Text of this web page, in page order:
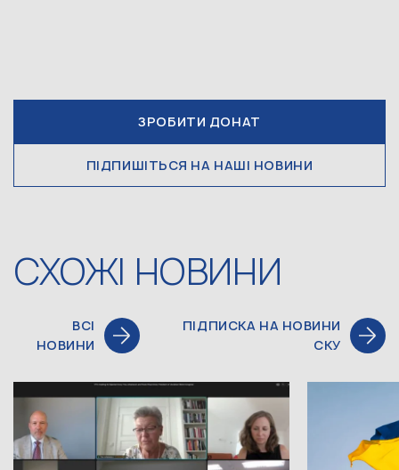
ЗРОБИТИ ДОНАТ
ПІДПИШІТЬСЯ НА НАШІ НОВИНИ
СХОЖІ НОВИНИ
ВСІ
НОВИНИ
ПІДПИСКА НА НОВИНИ
СКУ